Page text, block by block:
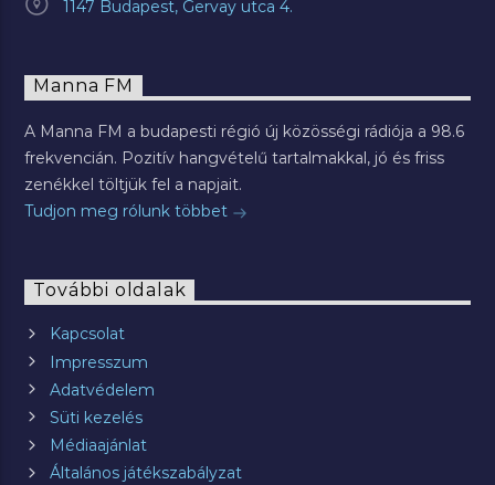
1147 Budapest, Gervay utca 4.
Manna FM
A Manna FM a budapesti régió új közösségi rádiója a 98.6
frekvencián. Pozitív hangvételű tartalmakkal, jó és friss
zenékkel töltjük fel a napjait.
Tudjon meg rólunk többet
További oldalak
Kapcsolat
Impresszum
Adatvédelem
Süti kezelés
Médiaajánlat
Általános játékszabályzat